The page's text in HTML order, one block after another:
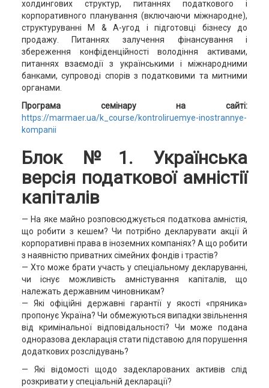
холдингових структур, питаннях податкового і
корпоративного планування (включаючи міжнародне),
структуруванні M & A-угод і підготовці бізнесу до
продажу. Питаннях залучення фінансування і
збереження конфіденційності володіння активами,
питаннях взаємодії з українськими і міжнародними
банками, супроводі спорів з податковими та митними
органами.
Програма семінару на сайті:
https://marmaer.ua/k_course/kontroliruemye-inostrannye-
kompanii
Блок №1. Українська
версія податкової амністії
капіталів
— На яке майно розповсюджується податкова амністія,
що робити з кешем? Чи потрібно декларувати акції й
корпоративні права в іноземних компаніях? А що робити
з наявністю приватних сімейних фондів і трастів?
— Хто може брати участь у спеціальному декларуванні,
чи існує можливість амністування капіталів, що
належать державним чиновникам?
— Які офіційні державні гарантії у якості «пряника»
пропонує Україна? Чи обмежуються випадки звільнення
від кримінальної відповідальності? Чи може подана
одноразова декларація стати підставою для порушення
додаткових розслідувань?
— Які відомості щодо задекларованих активів слід
розкривати у спеціальній декларації?